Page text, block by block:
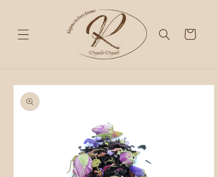
Cart
Skip to
product
information